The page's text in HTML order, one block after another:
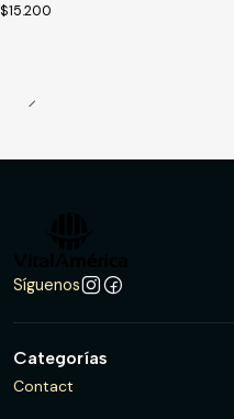
$15.200
Síguenos
Categorías
Contact